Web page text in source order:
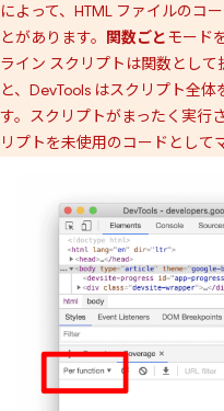
によって、HTML ファイルのコ
とがあります。 関数ごとモード
ライン スクリプトは関数とし
と、DevTools はスクリプト全
す。スクリプトがまったく実行
リプトを未使用のコードとして